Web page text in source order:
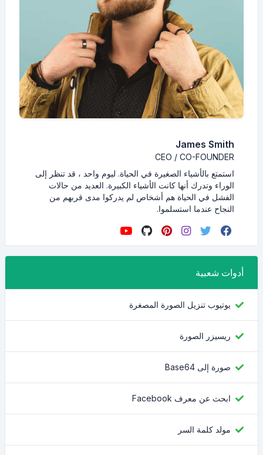
James Smith
CEO / CO-FOUNDER
استمتع بالأشياء الصغيرة في الحياة. ليوم واحد ، قد تنظر إلى
الوراء وتدرك أنها كانت الأشياء الكبيرة. العديد من حالات
الفشل في الحياة هم أشخاص لم يدركوا مدى قربهم من
النجاح عندما استسلموا.
أدوات شعبية
يوتيوب تنزيل الصورة المصغرة
ريسيزر الصورة
صورة إلى Base64
ابحث عن معرف Facebook
مولد كلمة السر